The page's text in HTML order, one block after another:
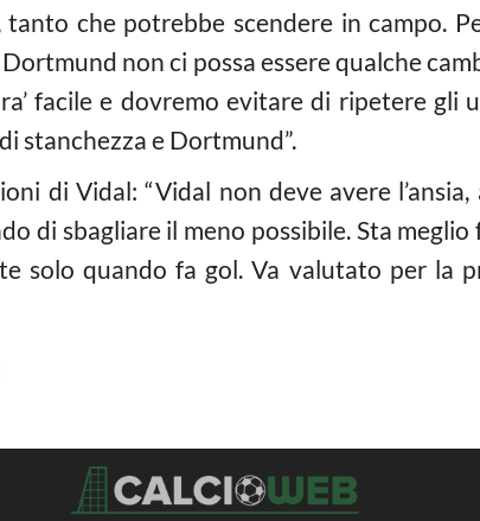
tanto che potrebbe scendere in campo.
non ci possa essere qualche
facile e dovremo evitare di ripetere gli
stanchezza e Dortmund”.
di Vidal: “Vidal non deve avere
di sbagliare il meno possibile. Sta meglio
solo quando fa gol. Va valutato per la